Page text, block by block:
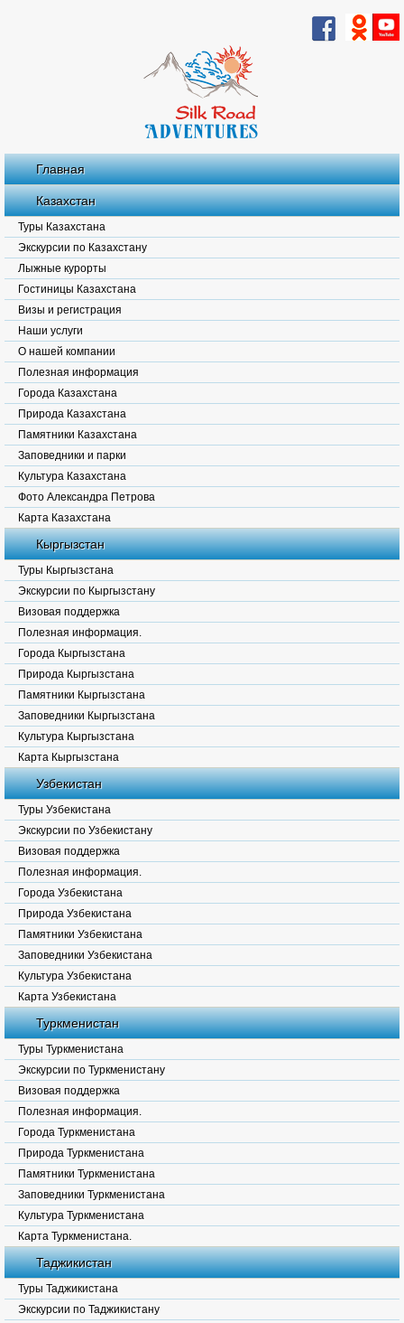
Главная
Казахстан
Туры Казахстана
Экскурсии по Казахстану
Лыжные курорты
Гостиницы Казахстана
Визы и регистрация
Наши услуги
О нашей компании
Полезная информация
Города Казахстана
Природа Казахстана
Памятники Казахстана
Заповедники и парки
Культура Казахстана
Фото Александра Петрова
Карта Казахстана
Кыргызстан
Туры Кыргызстана
Экскурсии по Кыргызстану
Визовая поддержка
Полезная информация.
Города Кыргызстана
Природа Кыргызстана
Памятники Кыргызстана
Заповедники Кыргызстана
Культура Кыргызстана
Карта Кыргызстана
Узбекистан
Туры Узбекистана
Экскурсии по Узбекистану
Визовая поддержка
Полезная информация.
Города Узбекистана
Природа Узбекистана
Памятники Узбекистана
Заповедники Узбекистана
Культура Узбекистана
Карта Узбекистана
Туркменистан
Туры Туркменистана
Экскурсии по Туркменистану
Визовая поддержка
Полезная информация.
Города Туркменистана
Природа Туркменистана
Памятники Туркменистана
Заповедники Туркменистана
Культура Туркменистана
Карта Туркменистана.
Таджикистан
Туры Таджикистана
Экскурсии по Таджикистану